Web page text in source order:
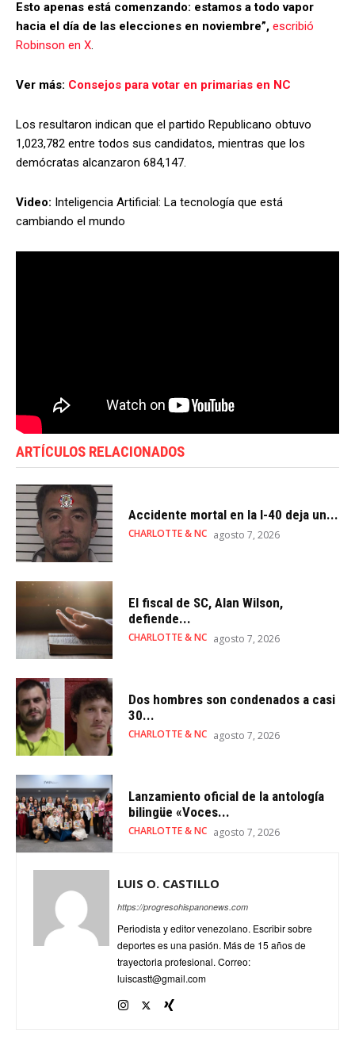
Esto apenas está comenzando: estamos a todo vapor
hacia el día de las elecciones en noviembre”, escribió
Robinson en X.
Ver más: Consejos para votar en primarias en NC
Los resultaron indican que el partido Republicano obtuvo
1,023,782 entre todos sus candidatos, mientras que los
demócratas alcanzaron 684,147.
Video: Inteligencia Artificial: La tecnología que está
cambiando el mundo
ARTÍCULOS RELACIONADOS
Accidente mortal en la I-40 deja un...
CHARLOTTE & NC agosto 7, 2026
El fiscal de SC, Alan Wilson,
defiende...
CHARLOTTE & NC agosto 7, 2026
Dos hombres son condenados a casi
30...
CHARLOTTE & NC agosto 7, 2026
Lanzamiento oficial de la antología
bilingüe «Voces...
CHARLOTTE & NC agosto 7, 2026
LUIS O. CASTILLO
https://progresohispanonews.com
Periodista y editor venezolano. Escribir sobre
deportes es una pasión. Más de 15 años de
trayectoria profesional. Correo:
luiscastt@gmail.com